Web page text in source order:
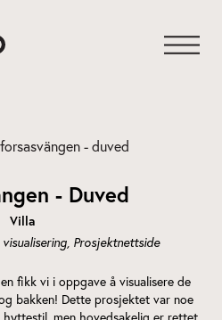
forsasvängen - duved
- Duved
Villa
Prosjektnettside
fikk vi i oppgave å visualisere de
bakken! Dette prosjektet var noe